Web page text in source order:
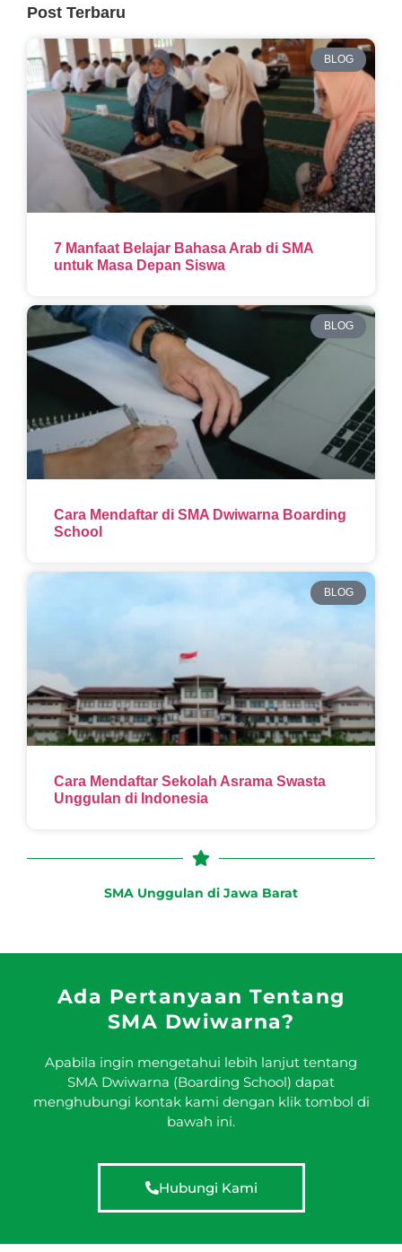
Post Terbaru
BLOG
7 Manfaat Belajar Bahasa Arab di SMA
untuk Masa Depan Siswa
BLOG
Cara Mendaftar di SMA Dwiwarna Boarding
School
BLOG
Cara Mendaftar Sekolah Asrama Swasta
Unggulan di Indonesia
SMA Unggulan di Jawa Barat
Ada Pertanyaan Tentang
SMA Dwiwarna?
Apabila ingin mengetahui lebih lanjut tentang
SMA Dwiwarna (Boarding School) dapat
menghubungi kontak kami dengan klik tombol di
bawah ini.
Hubungi Kami